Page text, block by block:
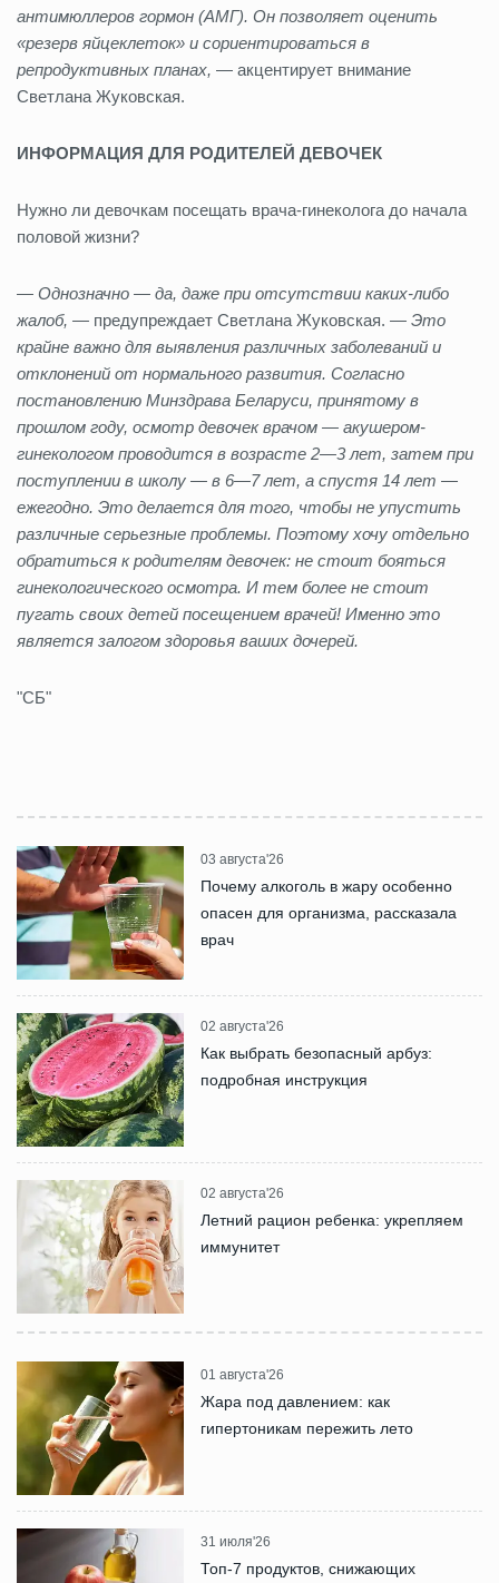
антимюллеров гормон (АМГ). Он позволяет оценить
«резерв яйцеклеток» и сориентироваться в
репродуктивных планах, — акцентирует внимание
Светлана Жуковская.
ИНФОРМАЦИЯ ДЛЯ РОДИТЕЛЕЙ ДЕВОЧЕК
Нужно ли девочкам посещать врача-гинеколога до начала
половой жизни?
— Однозначно — да, даже при отсутствии каких-либо
жалоб, — предупреждает Светлана Жуковская. — Это
крайне важно для выявления различных заболеваний и
отклонений от нормального развития. Согласно
постановлению Минздрава Беларуси, принятому в
прошлом году, осмотр девочек врачом — акушером-
гинекологом проводится в возрасте 2—3 лет, затем при
поступлении в школу — в 6—7 лет, а спустя 14 лет —
ежегодно. Это делается для того, чтобы не упустить
различные серьезные проблемы. Поэтому хочу отдельно
обратиться к родителям девочек: не стоит бояться
гинекологического осмотра. И тем более не стоит
пугать своих детей посещением врачей! Именно это
является залогом здоровья ваших дочерей.
"СБ"
03 августа'26
Почему алкоголь в жару особенно
опасен для организма, рассказала
врач
02 августа'26
Как выбрать безопасный арбуз:
подробная инструкция
02 августа'26
Летний рацион ребенка: укрепляем
иммунитет
01 августа'26
Жара под давлением: как
гипертоникам пережить лето
31 июля'26
Топ-7 продуктов, снижающих